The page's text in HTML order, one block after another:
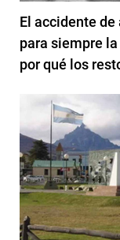
El accidente
para siempre
por qué los